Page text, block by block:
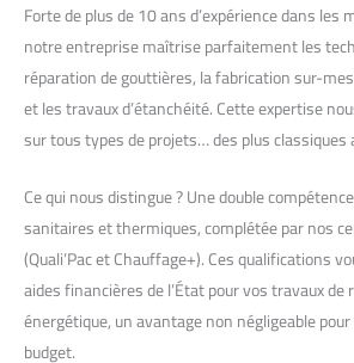
Forte de plus de 10 ans d’expérience dans les
notre entreprise maîtrise parfaitement les
réparation de gouttières, la fabrication sur-
et les travaux d’étanchéité. Cette expertise
sur tous types de projets… des plus classiques
Ce qui nous distingue ? Une double
sanitaires et thermiques, complétée par nos
(Quali’Pac et Chauffage+). Ces qualifications
aides financières de l’État pour vos travaux de
énergétique, un avantage non négligeable
budget.